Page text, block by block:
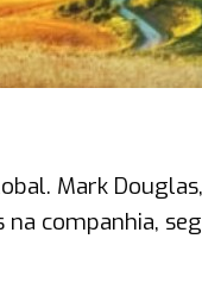
Mark
na companhia,